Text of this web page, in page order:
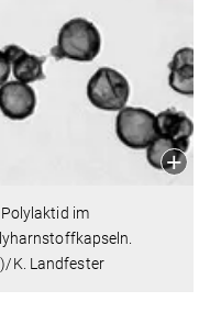
im
K. Landfester